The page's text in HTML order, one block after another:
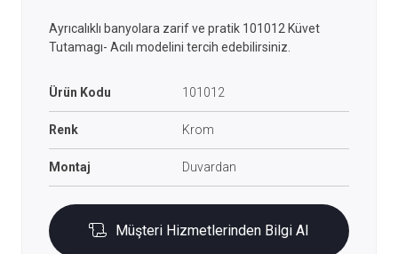
Ayrıcalıklı banyolara zarif ve pratik 101012 Küvet
Tutamagı- Acılı modelini tercih edebilirsiniz.
Ürün Kodu 101012
Renk Krom
Montaj Duvardan
Müşteri Hizmetlerinden Bilgi Al